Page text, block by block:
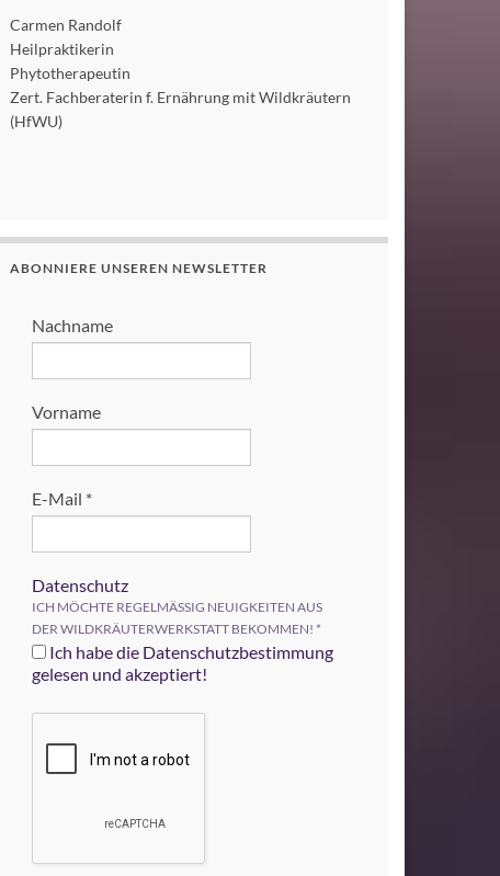
Carmen Randolf
Heilpraktikerin
Phytotherapeutin
Zert. Fachberaterin f. Ernährung mit Wildkräutern
(HfWU)
ABONNIERE UNSEREN NEWSLETTER
Nachname
Vorname
E-Mail *
Datenschutz
ICH MÖCHTE REGELMÄSSIG NEUIGKEITEN AUS
DER WILDKRÄUTERWERKSTATT BEKOMMEN! *
Ich habe die Datenschutzbestimmung
gelesen und akzeptiert!